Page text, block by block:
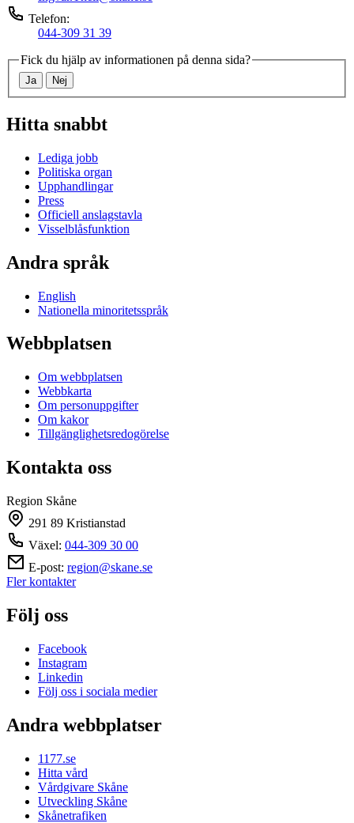
Telefon:
044-309 31 39
Fick du hjälp av informationen på denna sida?
Ja Nej
Hitta snabbt
Lediga jobb
Politiska organ
Upphandlingar
Press
Officiell anslagstavla
Visselblåsfunktion
Andra språk
English
Nationella minoritetsspråk
Webbplatsen
Om webbplatsen
Webbkarta
Om personuppgifter
Om kakor
Tillgänglighetsredogörelse
Kontakta oss
Region Skåne
291 89 Kristianstad
Växel: 044-309 30 00
E-post: region@skane.se
Fler kontakter
Följ oss
Facebook
Instagram
Linkedin
Följ oss i sociala medier
Andra webbplatser
1177.se
Hitta vård
Vårdgivare Skåne
Utveckling Skåne
Skånetrafiken